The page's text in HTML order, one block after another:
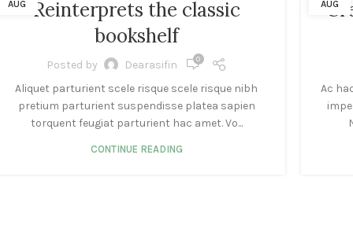
AUG
Reinterprets the classic
bookshelf
Posted by Dearasifin 0
Aliquet parturient scele risque scele risque nibh
pretium parturient suspendisse platea sapien
torquent feugiat parturient hac amet. Vo...
CONTINUE READING
AUG
Ac